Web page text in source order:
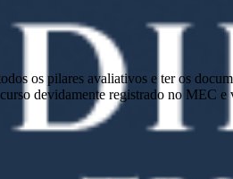
os pilares avaliativos e ter os
devidamente registrado no MEC